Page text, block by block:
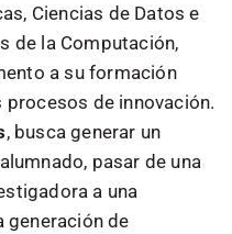
Ciencias de Datos e
de la Computación,
a su formación
de innovación.
, busca generar un
pasar de una
a una
generación de